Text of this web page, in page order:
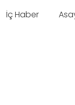
İç Haber